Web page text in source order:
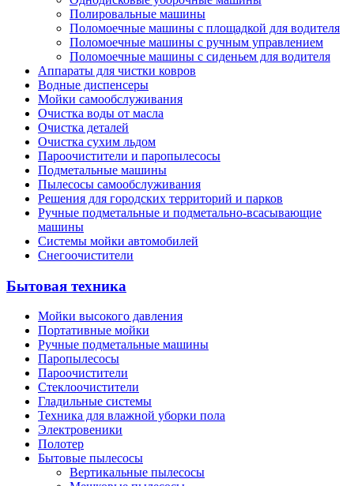
Полировальные машины
Поломоечные машины с площадкой для водителя
Поломоечные машины с ручным управлением
Поломоечные машины с сиденьем для водителя
Аппараты для чистки ковров
Водные диспенсеры
Мойки самообслуживания
Очистка воды от масла
Очистка деталей
Очистка сухим льдом
Пароочистители и паропылесосы
Подметальные машины
Пылесосы самообслуживания
Решения для городских территорий и парков
Ручные подметальные и подметально-всасывающие
машины
Системы мойки автомобилей
Снегоочистители
Бытовая техника
Мойки высокого давления
Портативные мойки
Ручные подметальные машины
Паропылесосы
Пароочистители
Стеклоочистители
Гладильные системы
Техника для влажной уборки пола
Электровеники
Полотер
Бытовые пылесосы
Вертикальные пылесосы